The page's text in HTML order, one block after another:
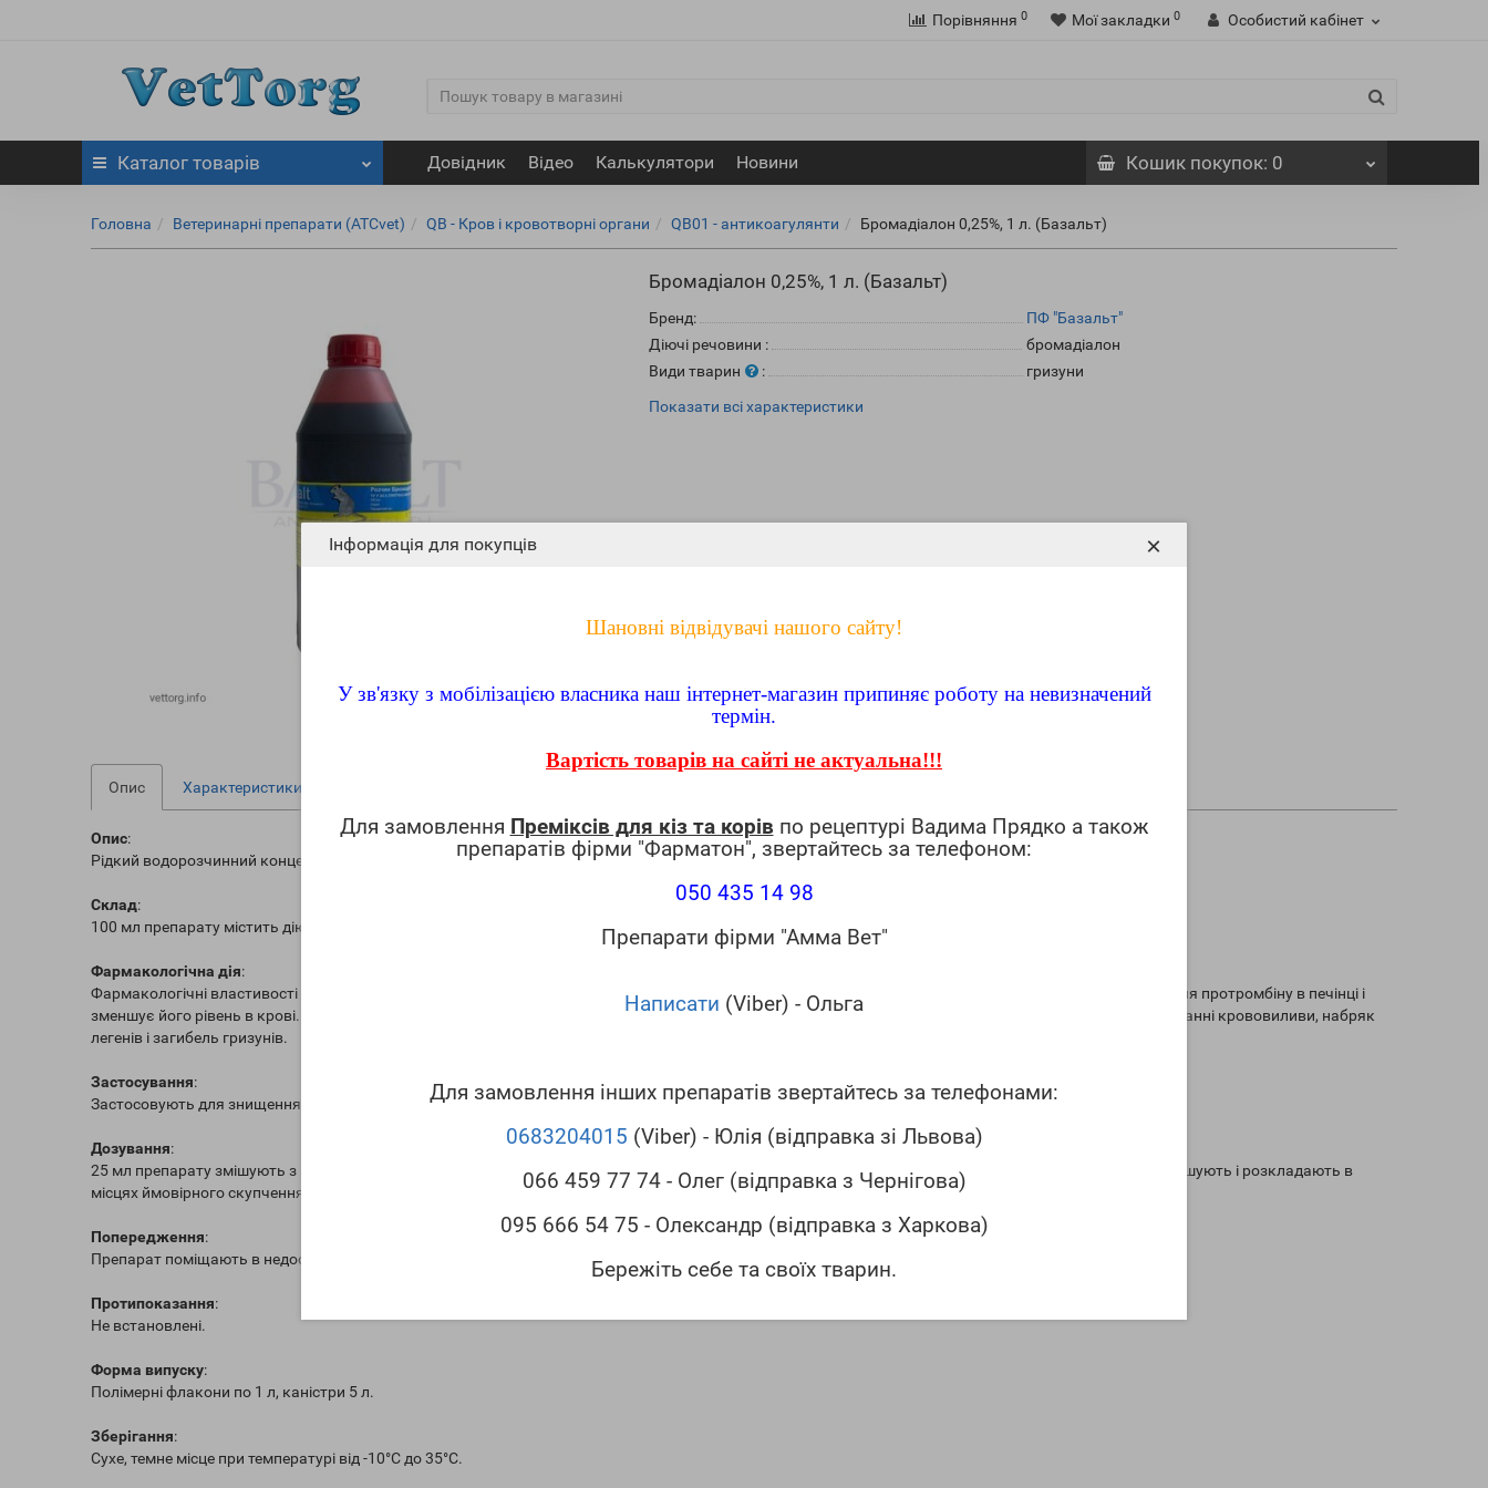
Інформація для покупців
Шановні відвідувачі нашого сайту!
У зв'язку з мобілізацією власника наш інтернет-магазин припиняє роботу на невизначений
термін.
Вартість товарів на сайті не актуальна!!!
Для замовлення Преміксів для кіз та корів по рецептурі Вадима Прядко а також
препаратів фірми "Фарматон", звертайтесь за телефоном:
050 435 14 98
Препарати фірми "Амма Вет"
Написати (Viber) - Ольга
Для замовлення інших препаратів звертайтесь за телефонами:
0683204015 (Viber) - Юлія (відправка зі Львова)
066 459 77 74 - Олег (відправка з Чернігова)
095 666 54 75 - Олександр (відправка з Харкова)
Бережіть себе та своїх тварин.
×
Порівняння 0 Мої закладки 0 Особистий кабінет
Каталогтоварів Довідник Відео Калькулятори Новини Кошикпокупок: 0
Головна Ветеринарні препарати (ATCvet) QB - Кров і кровотворні органи QB01 - антикоагулянти Бромадіалон 0,25%, 1 л. (Базальт)
Бромадіалон 0,25%, 1 л. (Базальт)
Бренд:
ПФ "Базальт"
Діючі речовини :
бромадіалон
Види тварин
:
гризуни
Показати всі характеристики
Опис Характеристики
Опис:
Рідкий водорозчинний концентрат червоного кольору.
Склад:
100 мл препарату містить діючу речовину: бромадіалон - 0,25 г.
Фармакологічна дія:
Фармакологічні властивості препарату обумовлені речовинами антикоагуляційної дії. При надходженні в організм гризунів препарат блокує утворення протромбіну в печінці і
зменшує його рівень в крові. Це призводить до уповільнення згортання крові і підвищення проникності стінок судин, внаслідок чого виникають спонтанні крововиливи, набряк
легенів і загибель гризунів.
Застосування:
Застосовують для знищення гризунів.
Дозування:
25 мл препарату змішують з 1 кг зерна пшениці або ячменю. Отриману суміш на 24 години поміщають у герметично закриту посудину, після чого висушують і розкладають в
місцях ймовірного скупчення гризунів.
Попередження:
Препарат поміщають в недоступних для домашніх тварин місцях.
Протипоказання:
Не встановлені.
Форма випуску:
Полімерні флакони по 1 л, каністри 5 л.
Зберігання:
Сухе, темне місце при температурі від -10°С до 35°С.